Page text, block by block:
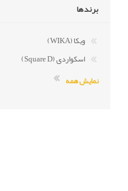
برندها
ویکا (WIKA)
اسکواردی (Square D)
نمایش همه